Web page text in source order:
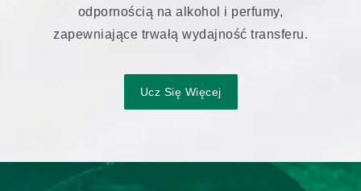
odpornością na alkohol i perfumy,
zapewniające trwałą wydajność transferu.
Ucz Się Więcej